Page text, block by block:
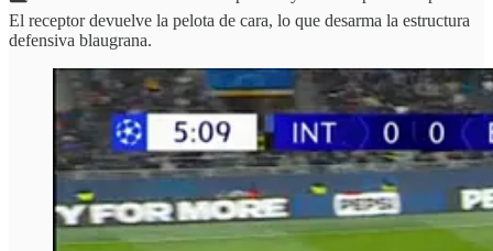
El receptor devuelve la pelota de cara, lo que desarma la estructura
defensiva blaugrana.